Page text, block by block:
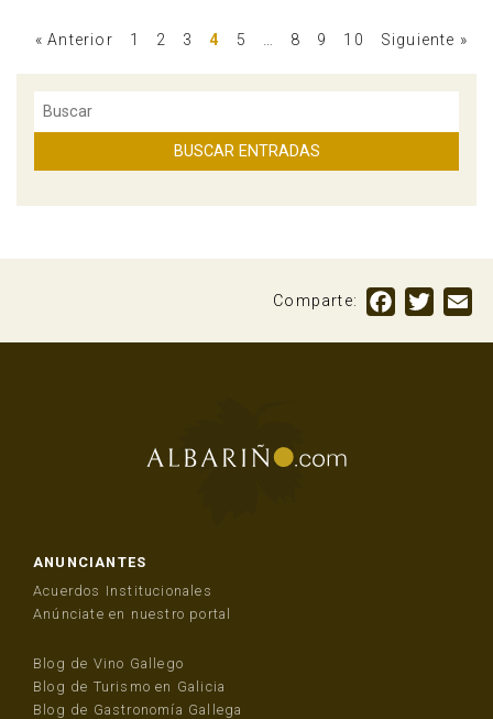
« Anterior 1 2 3 4 5 8 9 10 Siguiente »
Comparte: Facebook
ANUNCIANTES
Acuerdos Institucionales
Anúnciate en nuestro portal
Blog de Vino Gallego
Blog de Turismo en Galicia
Blog de Gastronomía Gallega